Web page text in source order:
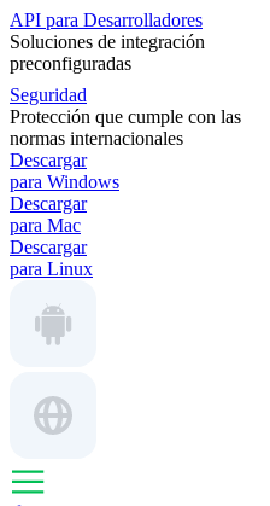
API para Desarrolladores
Soluciones de integración
preconfiguradas
Seguridad
Protección que cumple con las
normas internacionales
Descargar
para Windows
Descargar
para Mac
Descargar
para Linux